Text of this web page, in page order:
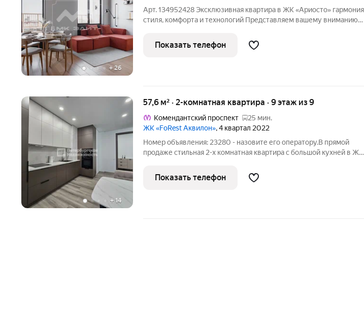
+ 26
Арт. 134952428 Эксклюзивная квартира в ЖК «Ариосто» гармония
стиля, комфорта и технологий Представляем вашему вниманию
жилом комплексе «Ариосто». Это пространство, где продуманы
каждая деталь и
Показать телефон
+ 14
57,6 м² · 2-комнатная квартира · 9 этаж из 9
Комендантский проспект
25 мин.
ЖК «FoRest Аквилон», 4 квартал 2022
Номер объявления: 23280 - назовите его оператору.В прямой
продаже стильная 2-х комнатная квартира с большой кухней в ЖК
высота межкомнатных дверей, встроенная мебель делалась на
заказ. Вся
Показать телефон